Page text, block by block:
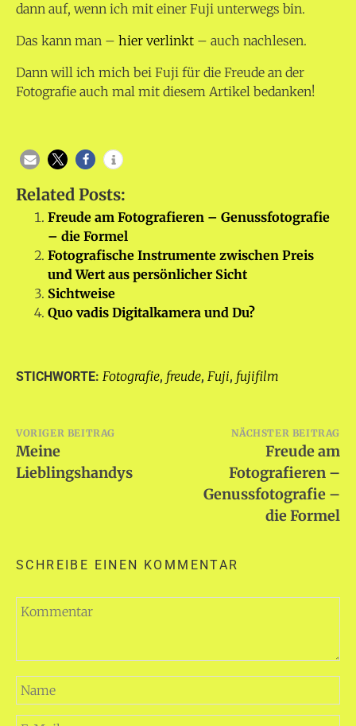
dann auf, wenn ich mit einer Fuji unterwegs bin.
Das kann man – hier verlinkt – auch nachlesen.
Dann will ich mich bei Fuji für die Freude an der
Fotografie auch mal mit diesem Artikel bedanken!
Related Posts:
Freude am Fotografieren – Genussfotografie
– die Formel
Fotografische Instrumente zwischen Preis
und Wert aus persönlicher Sicht
Sichtweise
Quo vadis Digitalkamera und Du?
STICHWORTE: Fotografie, freude, Fuji, fujifilm
Beitragsnavigation
VORIGER BEITRAG
Meine
Lieblingshandys
NÄCHSTER BEITRAG
Freude am
Fotografieren –
Genussfotografie –
die Formel
SCHREIBE EINEN KOMMENTAR